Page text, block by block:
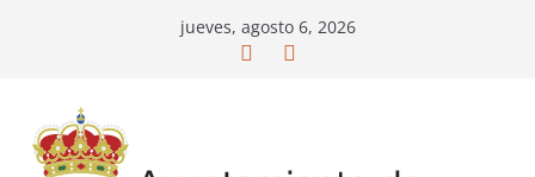
jueves, agosto 6, 2026